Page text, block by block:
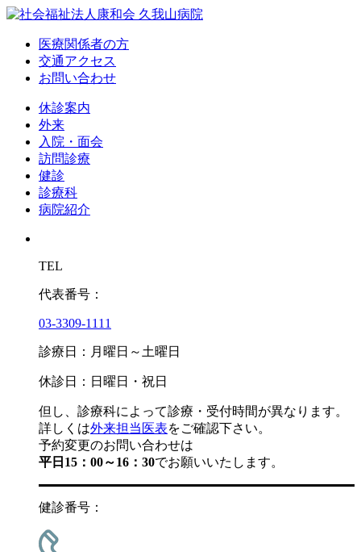
医療関係者の方
交通アクセス
お問い合わせ
休診案内
外来
入院・面会
訪問診療
健診
診療科
病院紹介
TEL
代表番号：
03-3309-1111
診療日：月曜日～土曜日
休診日：日曜日・祝日
但し、診療科によって診療・受付時間が異なります。
詳しくは外来担当医表をご確認下さい。
予約変更のお問い合わせは
平日15：00～16：30でお願いいたします。
健診番号：